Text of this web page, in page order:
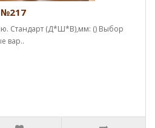
Стандарт (Д*Ш*В),мм: () Выбор
вар..